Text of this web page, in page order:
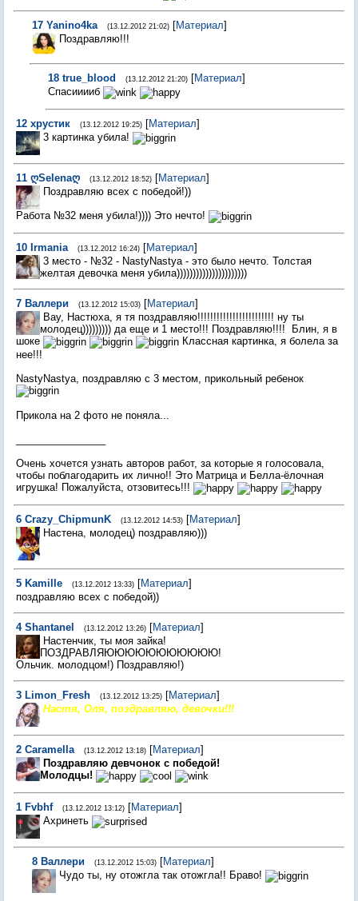
17 Yanino4ka (13.12.2012 21:02) [Материал]
Поздравляю!!!
18 true_blоod (13.12.2012 21:20) [Материал]
Cпасииииб
12 хрустик (13.12.2012 19:25) [Материал]
3 картинка убила!
11 ღSelenaღ (13.12.2012 18:52) [Материал]
Поздравляю всех с победой!))
Работа №32 меня убила!)))) Это нечто!
10 Irmania (13.12.2012 16:24) [Материал]
3 место - №32 - NastyNastya - это было нечто. Толстая
желтая девочка меня убила))))))))))))))))))))))
7 Валлери (13.12.2012 15:03) [Материал]
Вау, Настюха, я тя поздравляю!!!!!!!!!!!!!!!!!!!!!!!! ну ты
молодец))))))))) да еще и 1 место!!! Поздравляю!!!!
Блин, я в
шоке
Классная картинка, я болела за
нее!!!
NastyNastya, поздравляю с 3 местом, прикольный ребенок
Прикола на 2 фото не поняла...
Очень хочется узнать авторов работ, за которые я голосовала,
чтобы поблагодарить их лично!! Это Матрица и Белла-ёлочная
игрушка! Пожалуйста, отзовитесь!!!
6 Crazy_ChipmunK (13.12.2012 14:53) [Материал]
Настена, молодец) поздравляю)))
5 Kamille (13.12.2012 13:33) [Материал]
поздравляю всех с победой))
4 Shantanel (13.12.2012 13:26) [Материал]
Настенчик, ты моя зайка!
ПОЗДРАВЛЯЮЮЮЮЮЮЮЮЮЮЮ!
Ольчик. молодцом!) Поздравляю!)
3 Limon_Fresh (13.12.2012 13:25) [Материал]
Настя, Оля, поздравляю, девочки!!!
2 Caramella (13.12.2012 13:18) [Материал]
Поздравляю девчонок с победой!
Молодцы!
1 Fvbhf (13.12.2012 13:12) [Материал]
Ахринеть
8 Валлери (13.12.2012 15:03) [Материал]
Чудо ты, ну отожгла так отожгла!! Браво!